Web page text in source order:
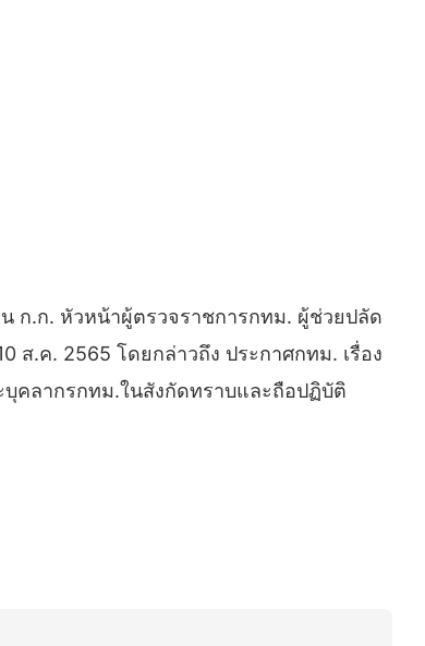
ก.ก. หัวหน้าผู้ตรวจราชการกทม. ผู้ช่วยปลัด
ส.ค. 2565 โดยกล่าวถึง ประกาศกทม. เรื่อง
คลากรกทม.ในสังกัดทราบและถือปฏิบัติ